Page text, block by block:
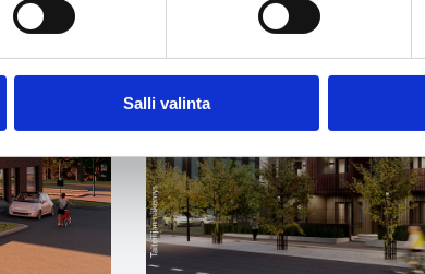
Salli valinta